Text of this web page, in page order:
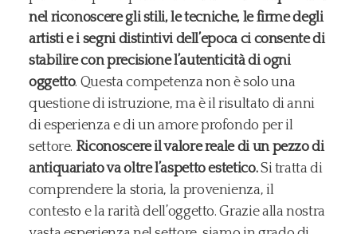
nel riconoscere gli stili, le tecniche, le firme degli
artisti e i segni distintivi dell’epoca ci consente di
stabilire con precisione l’autenticità di ogni
oggetto. Questa competenza non è solo una
questione di istruzione, ma è il risultato di anni
di esperienza e di un amore profondo per il
settore. Riconoscere il valore reale di un pezzo di
antiquariato va oltre l’aspetto estetico.Si tratta di
comprendere la storia, la provenienza, il
contesto e la rarità dell’oggetto. Grazie alla nostra